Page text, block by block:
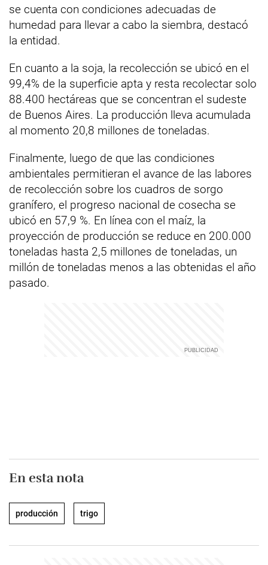
se cuenta con condiciones adecuadas de
humedad para llevar a cabo la siembra, destacó
la entidad.
En cuanto a la soja, la recolección se ubicó en el
99,4% de la superficie apta y resta recolectar solo
88.400 hectáreas que se concentran el sudeste
de Buenos Aires. La producción lleva acumulada
al momento 20,8 millones de toneladas.
Finalmente, luego de que las condiciones
ambientales permitieran el avance de las labores
de recolección sobre los cuadros de sorgo
granífero, el progreso nacional de cosecha se
ubicó en 57,9 %. En línea con el maíz, la
proyección de producción se reduce en 200.000
toneladas hasta 2,5 millones de toneladas, un
millón de toneladas menos a las obtenidas el año
pasado.
En esta nota
producción trigo